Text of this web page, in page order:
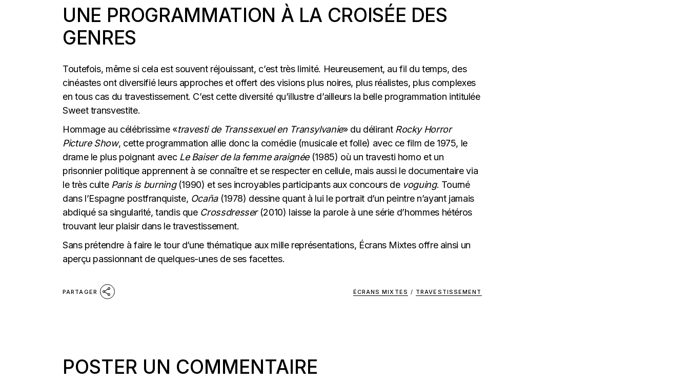
UNE PROGRAMMATION À LA CROISÉE DES
GENRES
Toutefois, même si cela est souvent réjouissant, c’est très limité. Heureusement, au fil du temps, des
cinéastes ont diversifié leurs approches et offert des visions plus noires, plus réalistes, plus complexes
en tous cas du travestissement. C’est cette diversité qu’illustre d’ailleurs la belle programmation intitulée
Sweet transvestite.
Hommage au célébrissime «travesti de Transsexuel en Transylvanie» du délirant Rocky Horror
Picture Show, cette programmation allie donc la comédie (musicale et folle) avec ce film de 1975, le
drame le plus poignant avec Le Baiser de la femme araignée(1985) où un travesti homo et un
prisonnier politique apprennent à se connaître et se respecter en cellule, mais aussi le documentaire via
le très culte Paris is burning(1990) et ses incroyables participants aux concours de voguing. Tourné
dans l’Espagne postfranquiste, Ocaña (1978) dessine quant à lui le portrait d’un peintre n’ayant jamais
abdiqué sa singularité, tandis que Crossdresser (2010) laisse la parole à une série d’hommes hétéros
trouvant leur plaisir dans le travestissement.
Sans prétendre à faire le tour d’une thématique aux mille représentations, Écrans Mixtes offre ainsi un
aperçu passionnant de quelques-unes de ses facettes.
PARTAGER ÉCRANS MIXTES / TRAVESTISSEMENT
POSTER UN COMMENTAIRE